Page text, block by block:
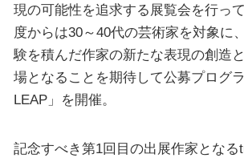
現の可能性を追求する展覧会を行っ
度からは30～40代の芸術家を対象に
験を積んだ作家の新たな表現の創造
場となることを期待して公募プログ
LEAP」を開催。
記念すべき第1回目の出展作家となる